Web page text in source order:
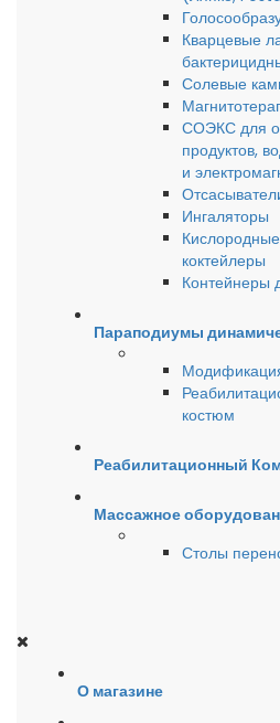
Кварцевые
Солевые
СОЭКС для
продуктов,
и
Ингаляторы
коктейлеры
Контейнеры
Параподиумы
костюм
Реабилитационный
Массажное
Столы
О магазине